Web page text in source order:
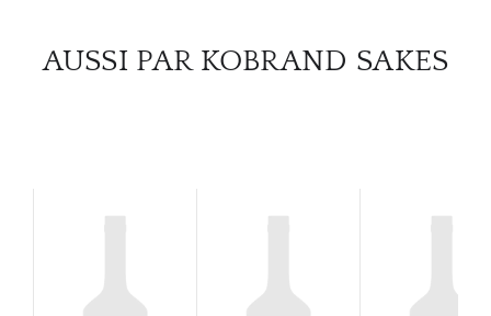
AUSSI PAR KOBRAND SAKES